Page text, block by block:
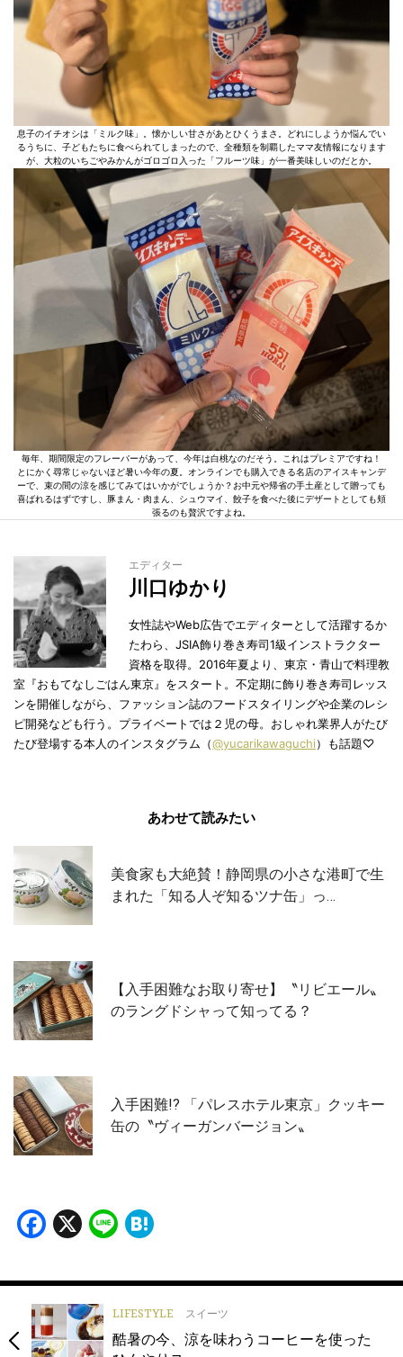
息子のイチオシは「ミルク味」。懐かしい甘さがあとひくうまさ。どれにしようか悩んでい
るうちに、子どもたちに食べられてしまったので、全種類を制覇したママ友情報になります
が、大粒のいちごやみかんがゴロゴロ入った「フルーツ味」が一番美味しいのだとか。
毎年、期間限定のフレーバーがあって、今年は白桃なのだそう。これはプレミアですね！
とにかく尋常じゃないほど暑い今年の夏。オンラインでも購入できる名店のアイスキャンデ
ーで、束の間の涼を感じてみてはいかがでしょうか？お中元や帰省の手土産として贈っても
喜ばれるはずですし、豚まん・肉まん、シュウマイ、餃子を食べた後にデザートとしても頬
張るのも贅沢ですよね。
エディター
川口ゆかり
女性誌やWeb広告でエディターとして活躍するか
たわら、JSIA飾り巻き寿司1級インストラクター
資格を取得。2016年夏より、東京・青山で料理教
室『おもてなしごはん東京』をスタート。不定期に飾り巻き寿司レッス
ンを開催しながら、ファッション誌のフードスタイリングや企業のレシ
ピ開発なども行う。プライベートでは２児の母。おしゃれ業界人がたび
たび登場する本人のインスタグラム（@yucarikawaguchi）も話題♡
あわせて読みたい
美食家も大絶賛！静岡県の小さな港町で生
まれた「知る人ぞ知るツナ缶」っ…
【入手困難なお取り寄せ】〝リビエール〟
のラングドシャって知ってる？
入手困難!? 「パレスホテル東京」クッキー
缶の〝ヴィーガンバージョン〟
Facebook
X Line
LIFESTYLE スイーツ
酷暑の今、涼を味わうコーヒーを使った